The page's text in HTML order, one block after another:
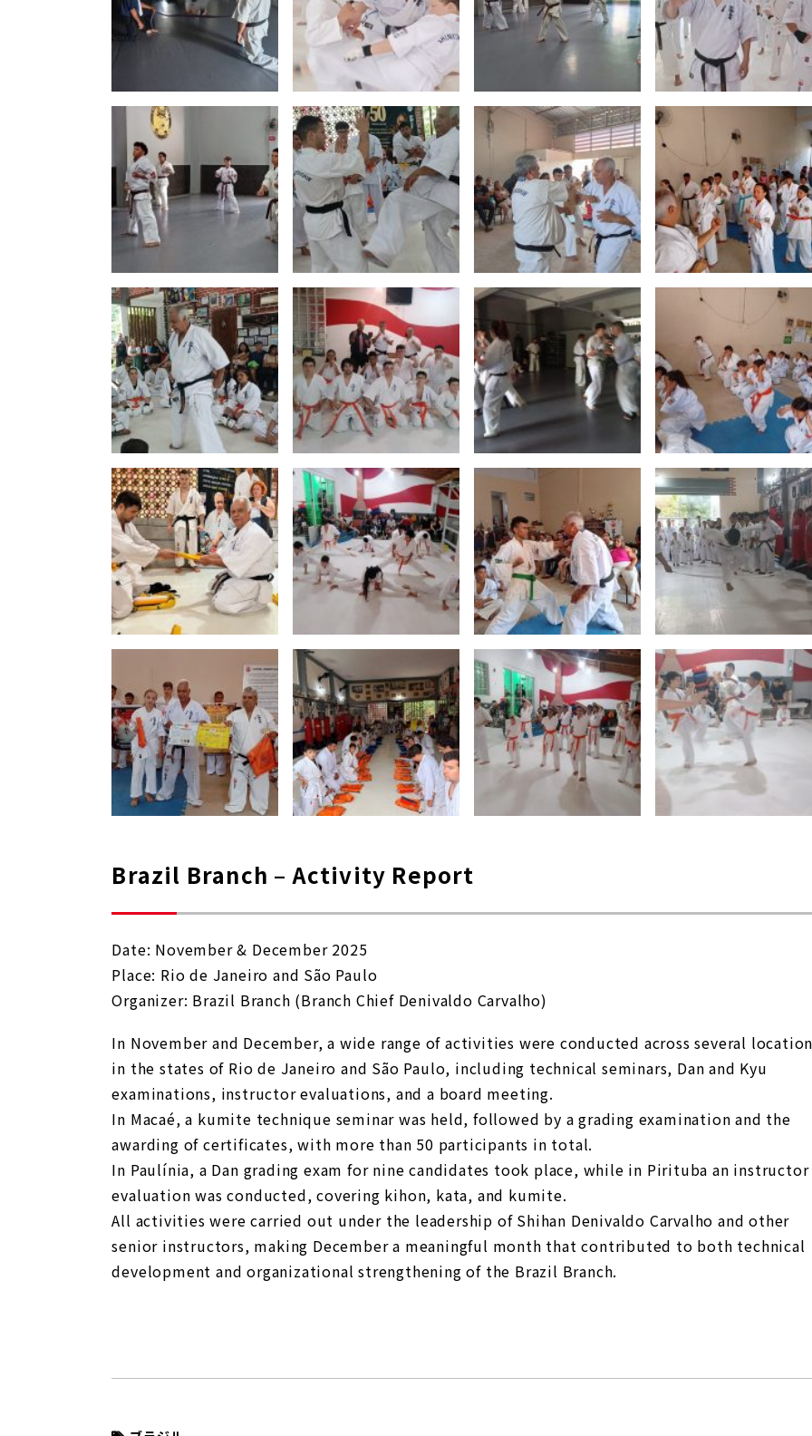
Brazil Branch – Activity Report
Date: November & December 2025
Place: Rio de Janeiro and São Paulo
Organizer: Brazil Branch (Branch Chief Denivaldo Carvalho)
In November and December, a wide range of activities were conducted across several
in the states of Rio de Janeiro and São Paulo, including technical seminars, Dan and Kyu
examinations, instructor evaluations, and a board meeting.
In Macaé, a kumite technique seminar was held, followed by a grading examination and the
awarding of certificates, with more than 50 participants in total.
In Paulínia, a Dan grading exam for nine candidates took place, while in Pirituba an instructor
evaluation was conducted, covering kihon, kata, and kumite.
All activities were carried out under the leadership of Shihan Denivaldo Carvalho and other
senior instructors, making December a meaningful month that contributed to both technical
development and organizational strengthening of the Brazil Branch.